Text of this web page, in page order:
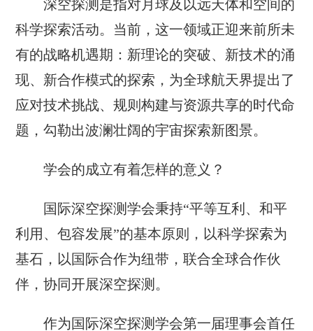
深空探测是指对月球及以远天体和空间的
科学探索活动。当前，这一领域正迎来前所未
有的战略机遇期：新理论的突破、新技术的涌
现、新合作模式的探索，为全球航天界提出了
应对技术挑战、规则构建与资源共享的时代命
题，勾勒出波澜壮阔的宇宙探索新图景。
学会的成立有着怎样的意义？
国际深空探测学会秉持“平等互利、和平
利用、包容发展”的基本原则，以科学探索为
基石，以国际合作为纽带，联合全球合作伙
伴，协同开展深空探测。
作为国际深空探测学会第一届理事会首任